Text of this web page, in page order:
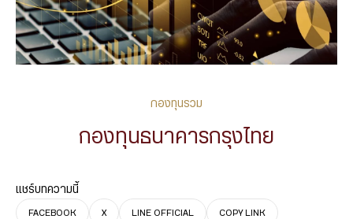
กองทุนรวม
กองทุนธนาคารกรุงไทย
แชร์บทความนี้
FACEBOOK X LINE OFFICIAL COPY LINK